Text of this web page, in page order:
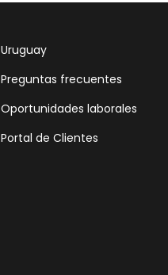
Uruguay
Preguntas frecuentes
Oportunidades laborales
Portal de Clientes